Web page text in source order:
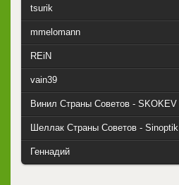
tsurik
mmelomann
REiN
vain39
Винил Страны Советов - SKOKEV
Шеллак Страны Советов - Sinoptik
Геннадий